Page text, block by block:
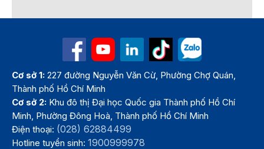
Cơ sở 1: 227 đường Nguyễn Văn Cừ, Phường Chợ Quán,
Thành phố Hồ Chí Minh
Cơ sở 2: Khu đô thị Đại học Quốc gia Thành phố Hồ Chí
Minh, Phường Đông Hoà, Thành phố Hồ Chí Minh
Điện thoại: (028) 62884499
Hotline tuyển sinh:1900999978